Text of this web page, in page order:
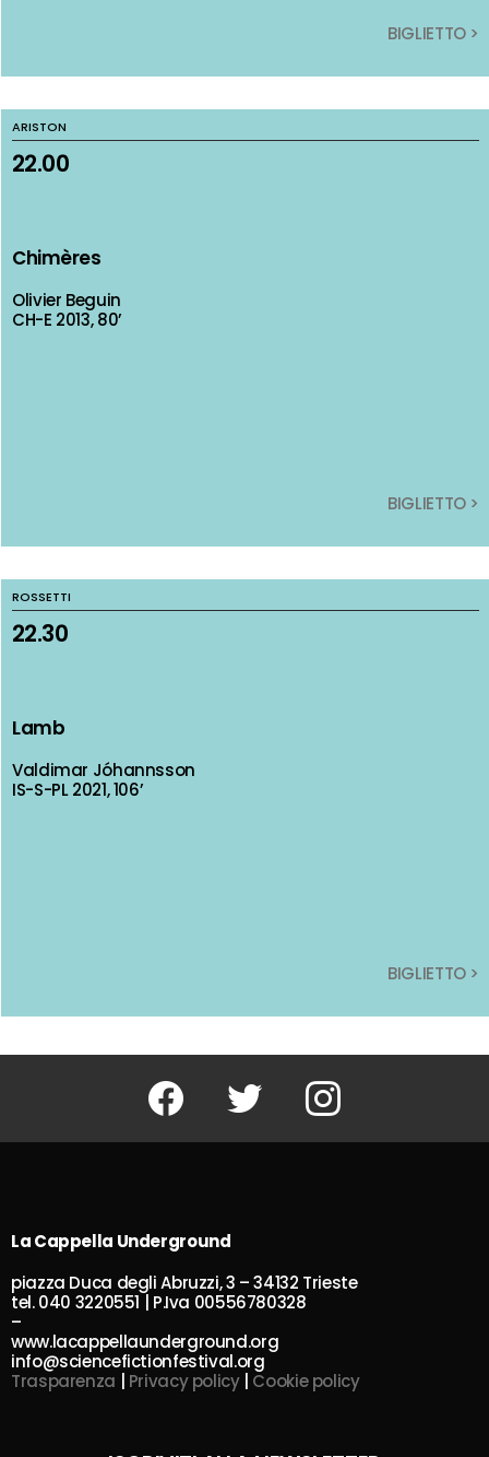
BIGLIETTO >
BIGLIETTO >
ARISTON
22.00
Chimères
Olivier Beguin
CH-E 2013, 80’
BIGLIETTO >
ARISTON
22.00
Chimères
Olivier Beguin
CH-E 2013, 80’
BIGLIETTO >
ROSSETTI
22.30
Lamb
Valdimar Jóhannsson
IS-S-PL 2021, 106’
BIGLIETTO >
ROSSETTI
22.30
Lamb
Valdimar Jóhannsson
IS-S-PL 2021, 106’
BIGLIETTO >
Facebook Twitter Instagram
La Cappella Underground
piazza Duca degli Abruzzi, 3 – 34132 Trieste
tel. 040 3220551 | P.Iva 00556780328
–
www.lacappellaunderground.org
info@sciencefictionfestival.org
Trasparenza
Privacy policy| Cookie policy